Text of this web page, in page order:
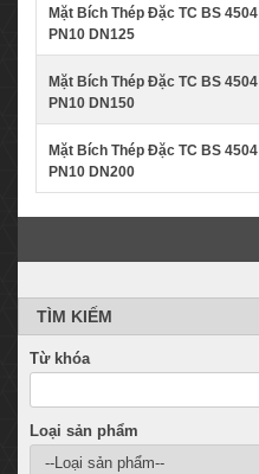
Mặt Bích Thép Đặc TC BS 4504
PN10 DN125
Mặt Bích Thép Đặc TC BS 4504
PN10 DN150
Mặt Bích Thép Đặc TC BS 4504
PN10 DN200
TÌM KIẾM
Từ khóa
Loại sản phẩm